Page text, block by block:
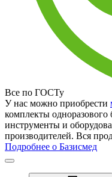
Все по ГОСТу
У нас можно приобрести
комплекты
инструменты и
производителей. Вся
Подробнее о Базисмед